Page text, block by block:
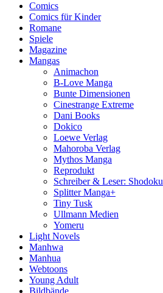
Comics
Comics für Kinder
Romane
Spiele
Magazine
Mangas
Animachon
B-Love Manga
Bunte Dimensionen
Cinestrange Extreme
Dani Books
Dokico
Loewe Verlag
Mahoroba Verlag
Mythos Manga
Reprodukt
Schreiber & Leser: Shodoku
Splitter Manga+
Tiny Tusk
Ullmann Medien
Yomeru
Light Novels
Manhwa
Manhua
Webtoons
Young Adult
Bildbände